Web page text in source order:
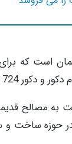
است که
فعالیت دارند.
مصالح
حوزه ساخت